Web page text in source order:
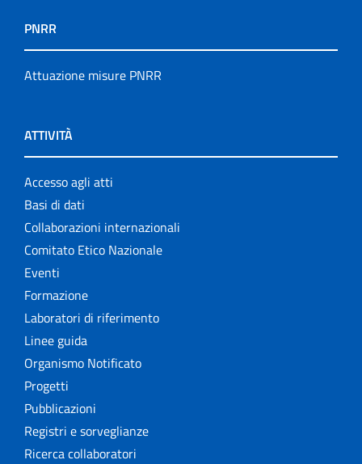
PNRR
Attuazione misure PNRR
ATTIVITÀ
Accesso agli atti
Basi di dati
Collaborazioni internazionali
Comitato Etico Nazionale
Eventi
Formazione
Laboratori di riferimento
Linee guida
Organismo Notificato
Progetti
Pubblicazioni
Registri e sorveglianze
Ricerca collaboratori